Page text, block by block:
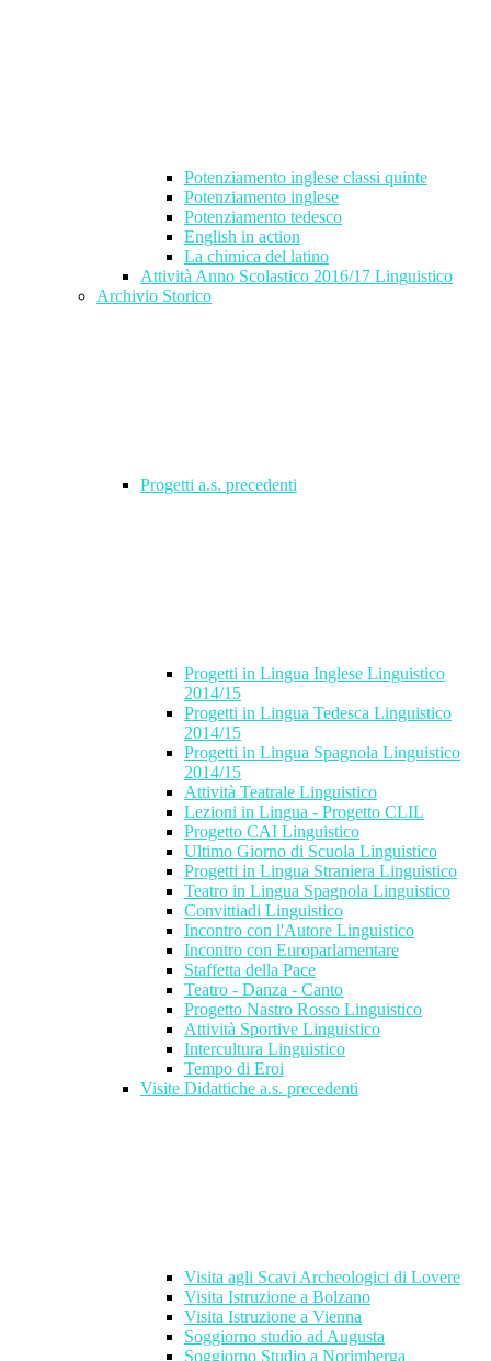
Potenziamento inglese classi quinte
Potenziamento inglese
Potenziamento tedesco
English in action
La chimica del latino
Attività Anno Scolastico 2016/17 Linguistico
Archivio Storico
Progetti a.s. precedenti
Progetti in Lingua Inglese Linguistico
2014/15
Progetti in Lingua Tedesca Linguistico
2014/15
Progetti in Lingua Spagnola Linguistico
2014/15
Attività Teatrale Linguistico
Lezioni in Lingua - Progetto CLIL
Progetto CAI Linguistico
Ultimo Giorno di Scuola Linguistico
Progetti in Lingua Straniera Linguistico
Teatro in Lingua Spagnola Linguistico
Convittiadi Linguistico
Incontro con l'Autore Linguistico
Incontro con Europarlamentare
Staffetta della Pace
Teatro - Danza - Canto
Progetto Nastro Rosso Linguistico
Attività Sportive Linguistico
Intercultura Linguistico
Tempo di Eroi
Visite Didattiche a.s. precedenti
Visita agli Scavi Archeologici di Lovere
Visita Istruzione a Bolzano
Visita Istruzione a Vienna
Soggiorno studio ad Augusta
Soggiorno Studio a Norimberga